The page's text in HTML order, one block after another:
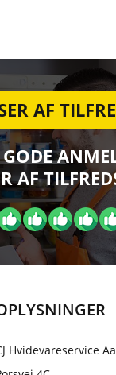
AF
AF
Hvidevareservice